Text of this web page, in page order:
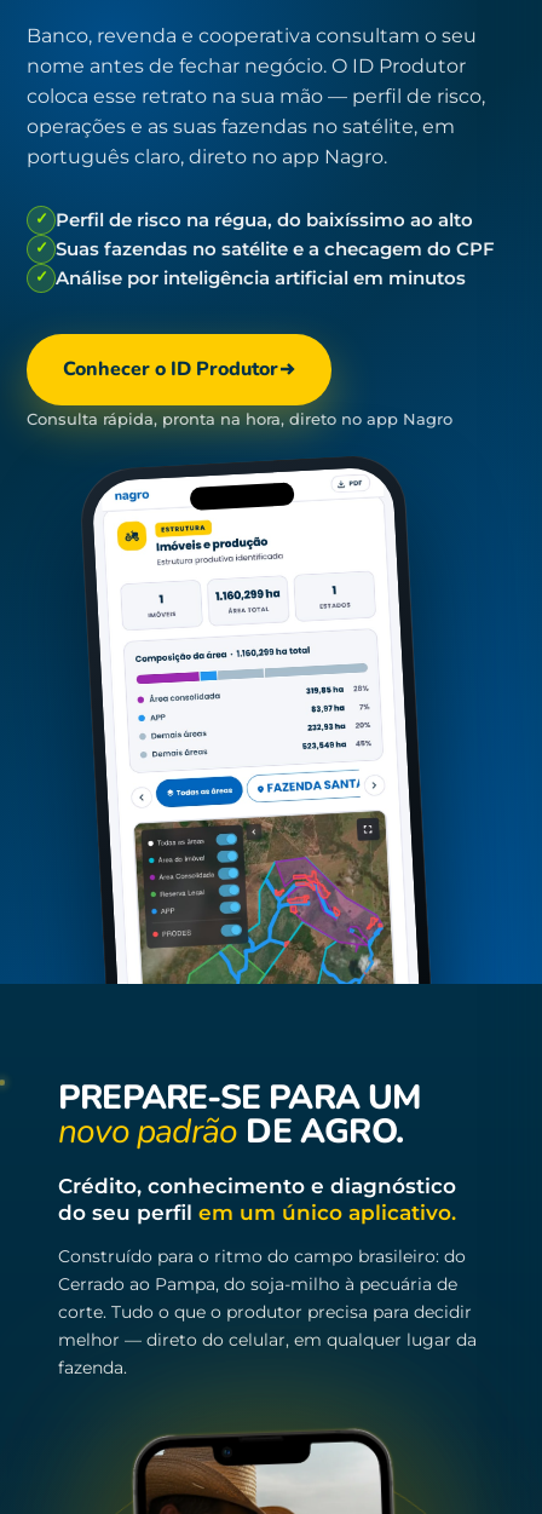
Banco, revenda e cooperativa consultam o seu
nome antes de fechar negócio. O ID Produtor
coloca esse retrato na sua mão — perfil de risco,
operações e as suas fazendas no satélite, em
português claro, direto no app Nagro.
✓ Perfil de risco na régua, do baixíssimo ao alto
✓ Suas fazendas no satélite e a checagem do CPF
✓ Análise por inteligência artificial em minutos
Conhecer o ID Produtor
Consulta rápida, pronta na hora, direto no app Nagro
PREPARE-SE PARA UM
novo padrão DE AGRO.
Crédito, conhecimento e diagnóstico
do seu perfil em um único aplicativo.
Construído para o ritmo do campo brasileiro: do
Cerrado ao Pampa, do soja-milho à pecuária de
corte. Tudo o que o produtor precisa para decidir
melhor — direto do celular, em qualquer lugar da
fazenda.